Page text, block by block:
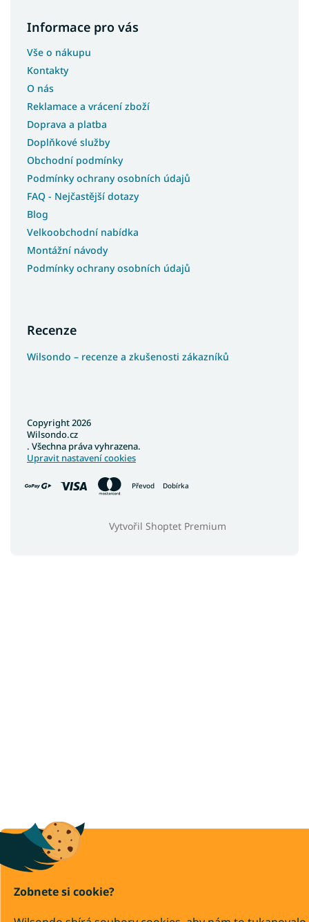
Zobnete si cookie?
Informace pro vás
Vše o nákupu
Kontakty
O nás
Reklamace a vrácení zboží
Doprava a platba
Doplňkové služby
Obchodní podmínky
Podmínky ochrany osobních údajů
FAQ - Nejčastější dotazy
Blog
Velkoobchodní nabídka
Montážní návody
Podmínky ochrany osobních údajů
Recenze
Wilsondo – recenze a zkušenosti zákazníků
Převod Dobírka
Vytvořil Shoptet Premium
Copyright 2026
Wilsondo.cz
. Všechna práva vyhrazena.
Upravit nastavení cookies